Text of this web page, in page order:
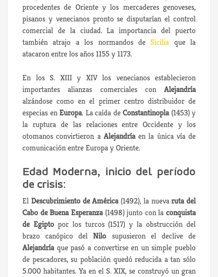
procedentes de Oriente y los mercaderes genoveses,
pisanos y venecianos pronto se disputarían el control
comercial de la ciudad. La importancia del puerto
también atrajo a los normandos deSicilia que la
atacaron entre los años 1155 y 1173.
En los S. XIII y XIV los venecianos establecieron
importantes alianzas comerciales con Alejandría
alzándose como en el primer centro distribuidor de
especias enEuropa. La caída deConstantinopla(1453) y
la ruptura de las relaciones entre Occidente y los
otomanos convirtieron a Alejandríaen la única vía de
comunicación entre Europa y Oriente.
Edad Moderna, inicio del período
de crisis:
El Descubrimiento de América(1492), la nuevaruta del
Cabo de Buena Esperanza(1498) junto con la conquista
de Egiptopor los turcos (1517) y la obstrucción del
brazo canópico delNilo supusieron el declive de
Alejandríaque pasó a convertirse en un simple pueblo
de pescadores, su población quedó reducida a tan sólo
5.000 habitantes. Ya en el S. XIX, se construyó un gran